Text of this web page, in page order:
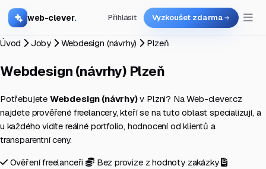
web-clever. Přihlásit Vyzkoušet zdarma
Úvod Joby Webdesign (návrhy) Plzeň
Webdesign (návrhy) Plzeň
Potřebujete Webdesign (návrhy)v Plzni? Na Web-clever.cz
najdete prověřené freelancery, kteří se na tuto oblast specializují, a
u každého vidíte reálné portfolio, hodnocení od klientů a
transparentní ceny.
Ověření freelanceři
Bez provize z hodnoty zakázky